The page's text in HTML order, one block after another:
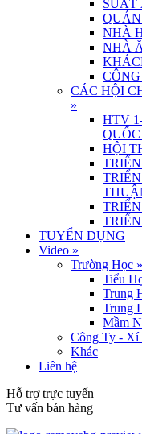
SUẤT
NHÀ
NHÀ
CÁC HỘI
»
HTV
HỘI
TUYỂN DỤNG
Video »
Trường Học »
Tiểu
Trung
Trung
Mầm
Công Ty - Xí
Khác
Liên hệ
Hỗ trợ trực tuyến
Tư vấn bán hàng